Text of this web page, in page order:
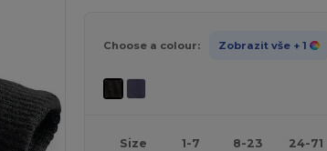
Choose a colour: Zobrazit vše + 1
Size 1-7 8-23 24-71